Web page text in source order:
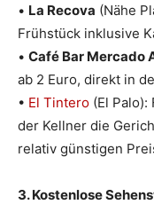
• La Recova (Nähe
Frühstück inklusive
• Café Bar Mercado
ab 2 Euro, direkt in
• El Tintero (El
der Kellner die
relativ günstigen
3. Kostenlose